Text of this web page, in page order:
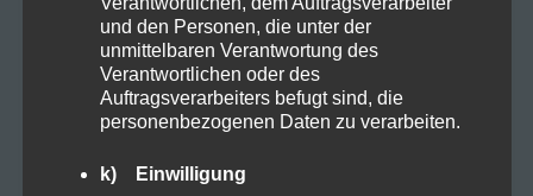
eigener Anbau Ernte
Ernährung Farming Frühjahr
Gesundheit grow Handcreme Hanf
HHC Keimen
und den Personen, die unter der
unmittelbaren Verantwortung des
Verantwortlichen oder des
Auftragsverarbeiters befugt sind, die
personenbezogenen Daten zu verarbeiten.
k) Einwilligung